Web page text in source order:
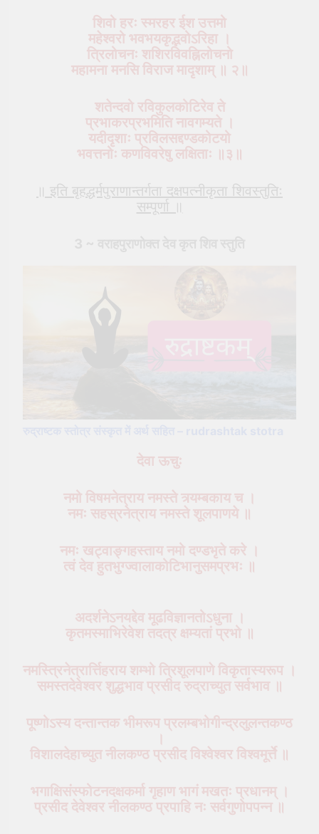
शिवो हरः स्मरहर ईश उत्तमो
महेश्वरो भवभयकृद्भवोऽरिहा ।
त्रिलोचनः शशिरविवह्निलोचनो
महामना मनसि विराज मादृशाम् ॥ २॥
शतेन्दवो रविकुलकोटिरेव ते
प्रभाकरप्रभमिति नावगम्यते ।
यदीदृशाः प्रविलसद्दण्डकोटयो
भवत्तनोः कणविवरेषु लक्षिताः ॥३॥
॥ इति बृहद्धर्मपुराणान्तर्गता दक्षपत्नीकृता शिवस्तुतिः
सम्पूर्णा ॥
देवा ऊचुः
नमो विषमनेत्राय नमस्ते त्र्यम्बकाय च ।
नमः सहस्रनेत्राय नमस्ते शूलपाणये ॥
नमः खट्वाङ्गहस्ताय नमो दण्डभृते करे ।
त्वं देव हुतभुग्ज्वालाकोटिभानुसमप्रभः ॥
अदर्शनेऽनयद्देव मूढविज्ञानतोऽधुना ।
कृतमस्माभिरेवेश तदत्र क्षम्यतां प्रभो ॥
नमस्त्रिनेत्रार्त्तिहराय शम्भो त्रिशूलपाणे विकृतास्यरूप ।
समस्तदेवेश्वर शुद्धभाव प्रसीद रुद्राच्युत सर्वभाव ॥
पूष्णोऽस्य दन्तान्तक भीमरूप प्रलम्बभोगीन्द्रलुलन्तकण्ठ
।
विशालदेहाच्युत नीलकण्ठ प्रसीद विश्वेश्वर विश्वमूर्त्ते ॥
भगाक्षिसंस्फोटनदक्षकर्मा गृहाण भागं मखतः प्रधानम् ।
प्रसीद देवेश्वर नीलकण्ठ प्रपाहि नः सर्वगुणोपपन्न ॥